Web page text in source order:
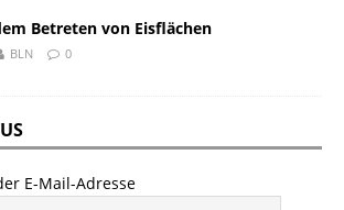
Betreten von Eisflächen
BLN 0
E-Mail-Adresse